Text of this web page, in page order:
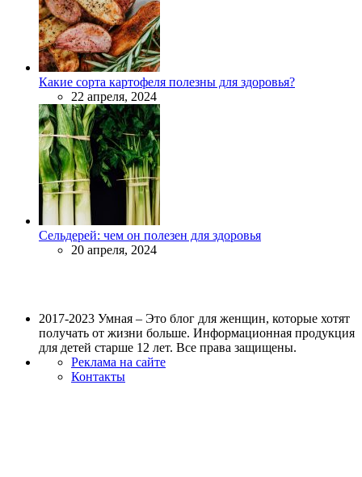
Какие сорта картофеля полезны для здоровья?
22 апреля, 2024
Сельдерей: чем он полезен для здоровья
20 апреля, 2024
2017-2023 Умная – Это блог для женщин, которые хотят
получать от жизни больше. Информационная продукция
для детей старше 12 лет. Все права защищены.
Реклама на сайте
Контакты